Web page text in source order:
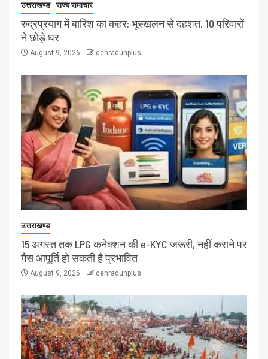
उत्तराखण्ड राज्य समाचार
रुद्रप्रयाग में बारिश का कहर: भूस्खलन से दहशत, 10 परिवारों
ने छोड़े घर
August 9, 2026 dehradunplus
उत्तराखण्ड
15 अगस्त तक LPG कनेक्शन की e-KYC जरूरी, नहीं कराने पर
गैस आपूर्ति हो सकती है प्रभावित
August 9, 2026 dehradunplus